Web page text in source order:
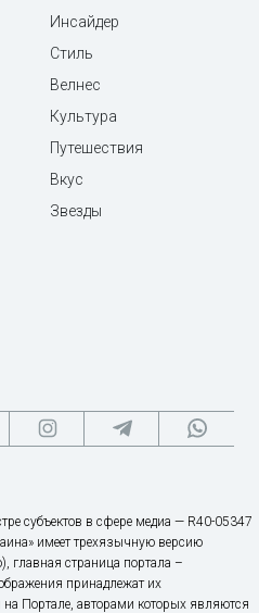
Инсайдер
Стиль
Велнес
Культура
Путешествия
Вкус
Звезды
субъектов в сфере медиа — R40-05347
имеет трехязычную версию
главная страница портала –
принадлежат их
Портале, авторами которых являются